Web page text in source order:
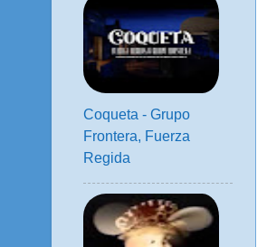
Coqueta - Grupo
Frontera, Fuerza
Regida